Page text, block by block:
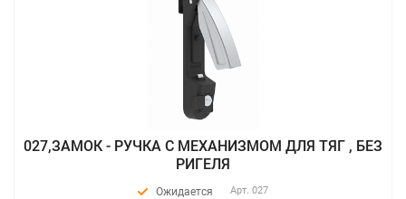
027,ЗАМОК - РУЧКА С МЕХАНИЗМОМ ДЛЯ ТЯГ , БЕЗ
РИГЕЛЯ
Ожидается Арт. 027